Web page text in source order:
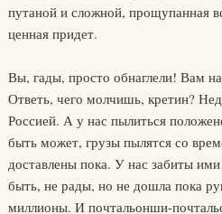
путаной и сложной, прощупанная
ценная придет.
Вы, гады, просто обнаглели! Вам
Ответь, чего молчишь, кретин?
Россией. А у нас пылиться
быть может, грузы пылятся со
доставлены пока. У нас забиты
быть, не рады, но не дошла пока
миллионы. И почтальонши-